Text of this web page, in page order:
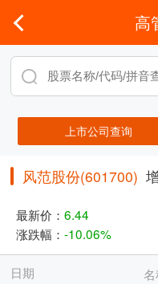
高
上市公司查询
风范股份(601700)
最新价： 6.44
涨跌幅： -10.06%
日期